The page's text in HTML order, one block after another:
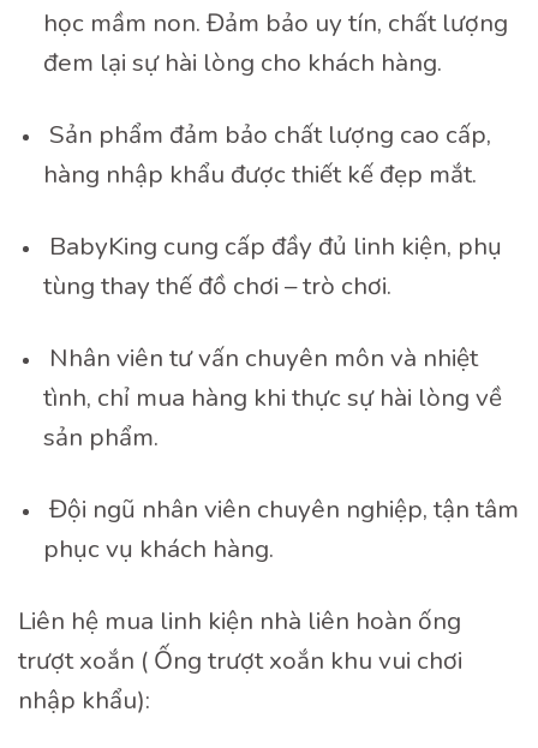
học mầm non. Đảm bảo uy tín, chất lượng
đem lại sự hài lòng cho khách hàng.
Sản phẩm đảm bảo chất lượng cao cấp,
hàng nhập khẩu được thiết kế đẹp mắt.
BabyKing cung cấp đầy đủ linh kiện, phụ
tùng thay thế đồ chơi – trò chơi.
Nhân viên tư vấn chuyên môn và nhiệt
tình, chỉ mua hàng khi thực sự hài lòng về
sản phẩm.
Đội ngũ nhân viên chuyên nghiệp, tận tâm
phục vụ khách hàng.
Liên hệ mua linh kiện nhà liên hoàn ống
trượt xoắn ( Ống trượt xoắn khu vui chơi
nhập khẩu):